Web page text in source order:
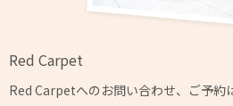
Red Carpet
Red Carpetへの お問い合わせ、ご予約